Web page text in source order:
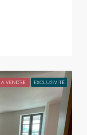
A VENDRE EXCLUSIVITÉ